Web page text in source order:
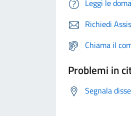
Leggi le
Richiedi
Chiama il
Problemi in
Segnala